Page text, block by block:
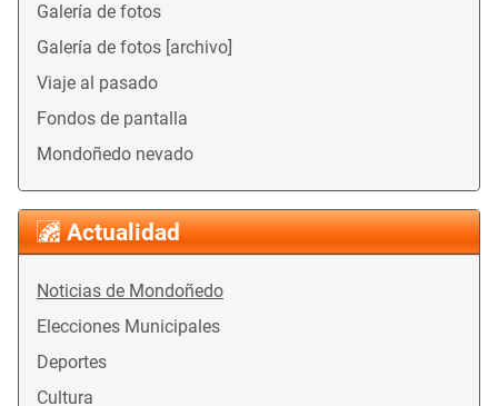
Galería de fotos
Galería de fotos [archivo]
Viaje al pasado
Fondos de pantalla
Mondoñedo nevado
Actualidad
Noticias de Mondoñedo
Elecciones Municipales
Deportes
Cultura